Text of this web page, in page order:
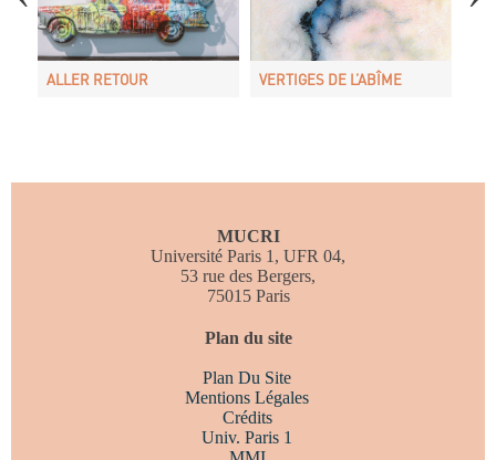
La porte
Bonaparte visitant les pestiférés de Jaffa
ALLER RETOUR VERTIGES DE L’ABÎME
MUCRI
Université Paris 1, UFR 04,
53 rue des Bergers,
75015 Paris
Plan du site
Plan Du Site
Mentions Légales
Crédits
Univ. Paris 1